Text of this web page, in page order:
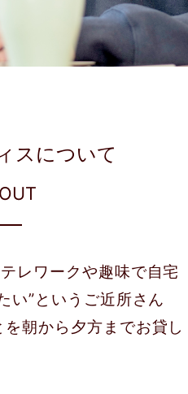
スについて
レワークや趣味で自宅
い”というご近所さん
朝から夕方までお貸し